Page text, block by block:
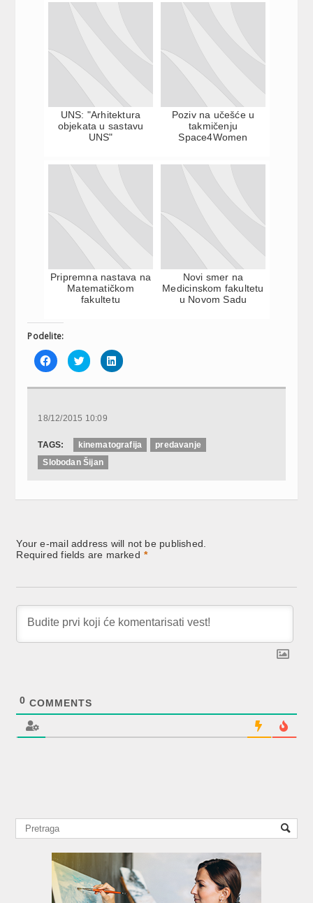
UNS: "Arhitektura
objekata u sastavu
UNS"
Poziv na učešće u
takmičenju
Space4Women
Pripremna nastava na
Matematičkom
fakultetu
Novi smer na
Medicinskom fakultetu
u Novom Sadu
Podelite:
Click
to
share
Facebook
new
Click
to
share
Twitter
new
Click
to
LinkedIn
18/12/2015 10:09
TAGS: kinematografija
predavanje
Slobodan Šijan
Your e-mail address will not be published.
Required fields are marked *
0 COMMENTS